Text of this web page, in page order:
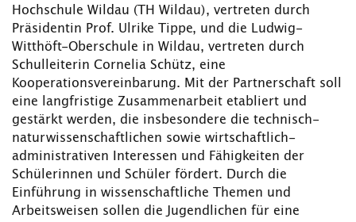
Hochschule Wildau (TH Wildau), vertreten durch
Präsidentin Prof. Ulrike Tippe, und die Ludwig-
Witthöft-Oberschule in Wildau, vertreten durch
Schulleiterin Cornelia Schütz, eine
Kooperationsvereinbarung. Mit der Partnerschaft soll
eine langfristige Zusammenarbeit etabliert und
gestärkt werden, die insbesondere die technisch-
naturwissenschaftlichen sowie wirtschaftlich-
administrativen Interessen und Fähigkeiten der
Schülerinnen und Schüler fördert. Durch die
Einführung in wissenschaftliche Themen und
Arbeitsweisen sollen die Jugendlichen für eine